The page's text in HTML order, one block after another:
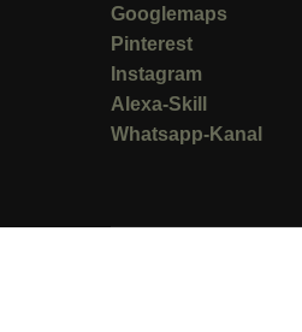
Googlemaps
Pinterest
Instagram
Alexa-Skill
Whatsapp-Kanal